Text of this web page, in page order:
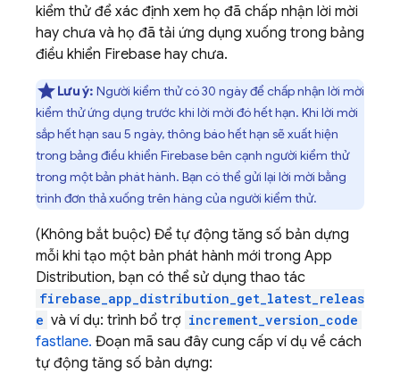
kiểm thử để xác định xem họ đã chấp nhận lời mời
hay chưa và họ đã tải ứng dụng xuống trong bảng
điều khiển Firebase hay chưa.
Lưu ý: Người kiểm thử có 30 ngày để chấp nhận lời mời
kiểm thử ứng dụng trước khi lời mời đó hết hạn. Khi lời mời
sắp hết hạn sau 5 ngày, thông báo hết hạn sẽ xuất hiện
trong bảng điều khiển Firebasebên cạnh người kiểm thử
trong một bản phát hành. Bạn có thể gửi lại lời mời bằng
trình đơn thả xuống trên hàng của người kiểm thử.
(Không bắt buộc) Để tự động tăng số bản dựng
mỗi khi tạo một bản phát hành mới trong App
Distribution, bạn có thể sử dụng thao tác
firebase_app_distribution_get_latest_releas
e và ví dụ: trình bổ trợ increment_version_code
fastlane. Đoạn mã sau đây cung cấp ví dụ về cách
tự động tăng số bản dựng: